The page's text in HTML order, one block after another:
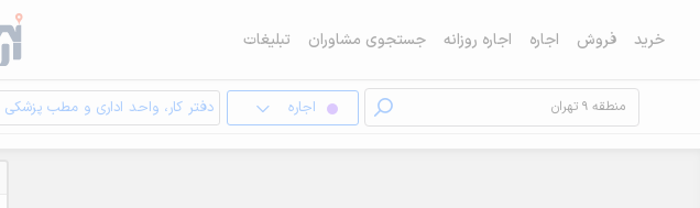
خرید فروش اجاره اجاره روزانه جستجوی مشاوران تبلیغات
اجاره دفتر کار، واحد اداری و مطب پزشکی